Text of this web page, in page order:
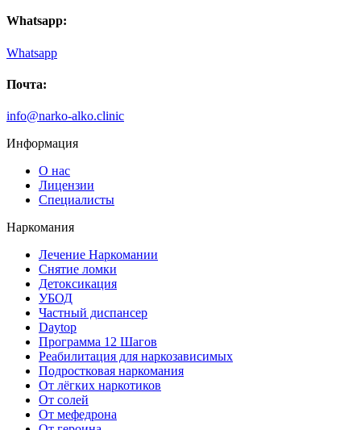
Whatsapp:
Whatsapp
Почта:
info@narko-alko.clinic
Информация
О нас
Лицензии
Специалисты
Наркомания
Лечение Наркомании
Снятие ломки
Детоксикация
УБОД
Частный диспансер
Daytop
Программа 12 Шагов
Реабилитация для наркозависимых
Подростковая наркомания
От лёгких наркотиков
От солей
От мефедрона